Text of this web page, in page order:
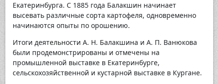
Екатеринбурга. С 1885 года Балакшин начинает
высевать различные сорта картофеля, одновременно
начинаются опыты по орошению.
Итоги деятельности А. Н. Балакшина и А. П. Ванюкова
были продемонстрированы и отмечены на
промышленной выставке в Екатеринбурге,
сельскохозяйственной и кустарной выставке в Кургане.